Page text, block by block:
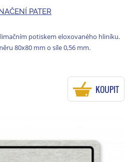
PATER
potiskem eloxovaného hliníku.
80x80 mm o síle 0,56 mm.
KOUPIT